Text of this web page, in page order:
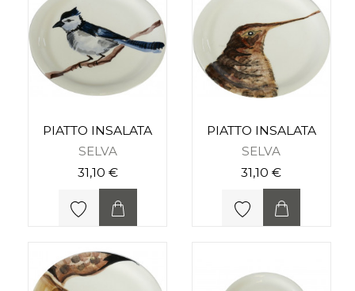
PIATTO INSALATA
SELVA
31,10 €
PIATTO INSALATA
SELVA
31,10 €